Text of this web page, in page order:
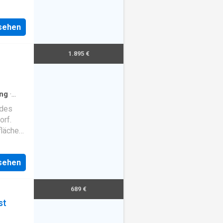
·
eine
1.895 €
689 €